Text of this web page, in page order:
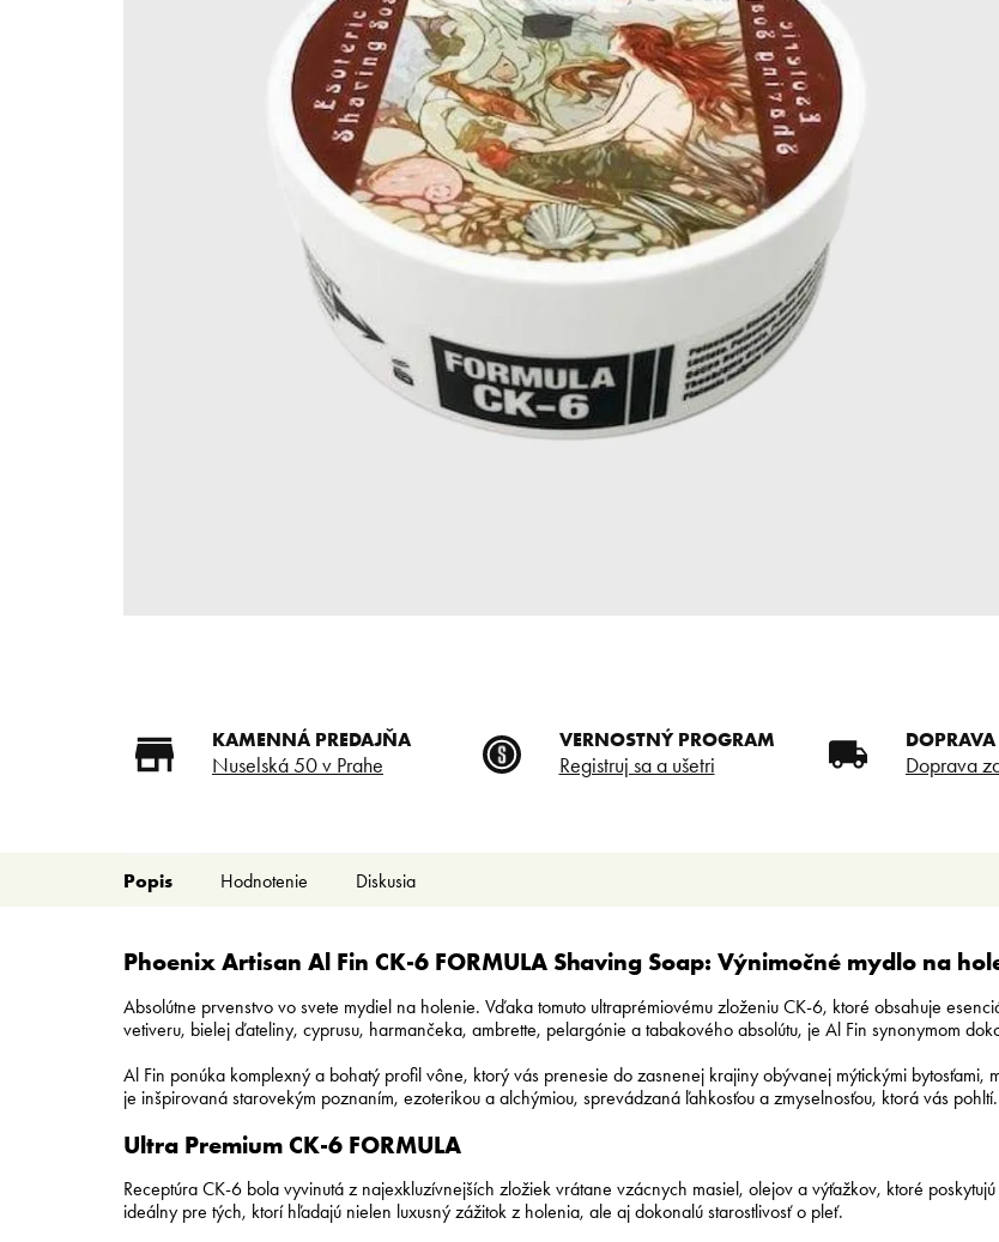
KAMENNÁ PREDAJŇA
Nuselská 50 v Prahe
VERNOSTNÝ PROGRAM
Registruj sa a ušetri Doprava
Popis Hodnotenie Diskusia
Phoenix Artisan Al Fin CK-6 FORMULA Shaving Soap: Výnimočné mydlo na
Absolútne prvenstvo vo svete mydiel na holenie. Vďaka tomuto ultraprémiovému zloženiu CK-6, ktoré obsahuje
vetiveru, bielej ďateliny, cyprusu, harmančeka, ambrette, pelargónie a tabakového absolútu, je Al Fin synonymom
Al Fin ponúka komplexný a bohatý profil vône, ktorý vás prenesie do zasnenej krajiny obývanej mýtickými bytosťami,
je inšpirovaná starovekým poznaním, ezoterikou a alchýmiou, sprevádzaná ľahkosťou a zmyselnosťou, ktorá vás pohltí.
Ultra Premium CK-6 FORMULA
Receptúra CK-6 bola vyvinutá z najexkluzívnejších zložiek vrátane vzácnych masiel, olejov a výťažkov, ktoré
ideálny pre tých, ktorí hľadajú nielen luxusný zážitok z holenia, ale aj dokonalú starostlivosť o pleť.